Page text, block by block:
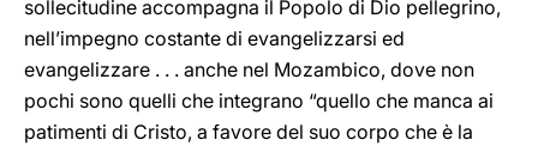
sollecitudine accompagna il Popolo di Dio pellegrino,
nell’impegno costante di evangelizzarsi ed
evangelizzare . . . anche nel Mozambico, dove non
pochi sono quelli che integrano “quello che manca ai
patimenti di Cristo, a favore del suo corpo che è la